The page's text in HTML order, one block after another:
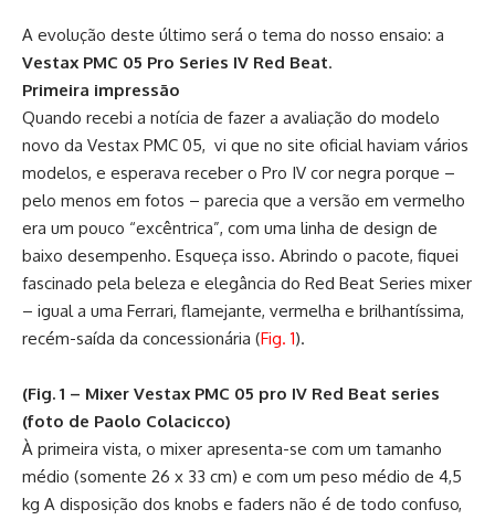
A evolução deste último será o tema do nosso ensaio: a
Vestax PMC 05 Pro Series IV Red Beat.
Primeira impressão
Quando recebi a notícia de fazer a avaliação do modelo
novo da Vestax PMC 05, vi que no site oficial haviam vários
modelos, e esperava receber o Pro IV cor negra porque –
pelo menos em fotos – parecia que a versão em vermelho
era um pouco “excêntrica”, com uma linha de design de
baixo desempenho. Esqueça isso. Abrindo o pacote, fiquei
fascinado pela beleza e elegância do Red Beat Series mixer
– igual a uma Ferrari, flamejante, vermelha e brilhantíssima,
recém-saída da concessionária (Fig. 1).
(Fig. 1 – Mixer Vestax PMC 05 pro IV Red Beat series
(foto de Paolo Colacicco)
À primeira vista, o mixer apresenta-se com um tamanho
médio (somente 26 x 33 cm) e com um peso médio de 4,5
kg A disposição dos knobs e faders não é de todo confuso,